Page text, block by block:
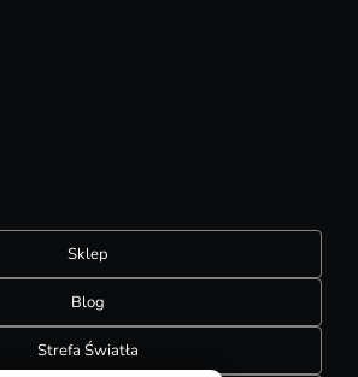
Sklep
Blog
Strefa Światła